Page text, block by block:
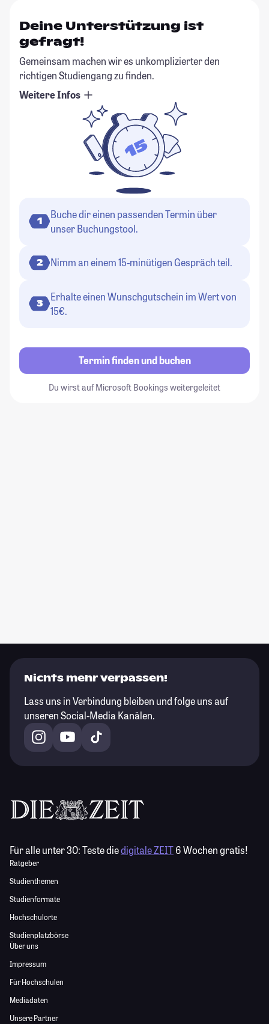
Deine Unterstützung ist
gefragt!
Gemeinsam machen wir es unkomplizierter den
richtigen Studiengang zu finden.
Weitere Infos
1
Buche dir einen passenden Termin über
unser Buchungstool.
2 Nimm an einem 15-minütigen Gespräch teil.
3
Erhalte einen Wunschgutschein im Wert von
15€.
Termin finden und buchen
Du wirst auf Microsoft Bookings weitergeleitet
Nichts mehr verpassen!
Lass uns in Verbindung bleiben und folge uns auf
unseren Social-Media Kanälen.
Für alle unter 30:Teste diedigitale ZEIT6 Wochen gratis!
Ratgeber
Studienthemen
Studienformate
Hochschulorte
Studienplatzbörse
Über uns
Impressum
Für Hochschulen
Mediadaten
Unsere Partner